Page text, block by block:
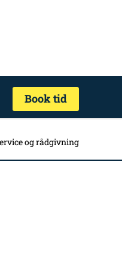
Book tid
og rådgivning